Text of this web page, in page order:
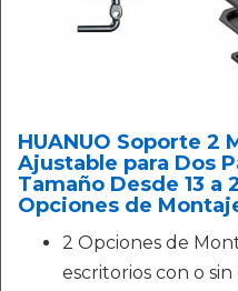
HUANUO Soporte 2
Ajustable para Dos
Tamaño Desde 13 a
Opciones de
2 Opciones de
escritorios con o